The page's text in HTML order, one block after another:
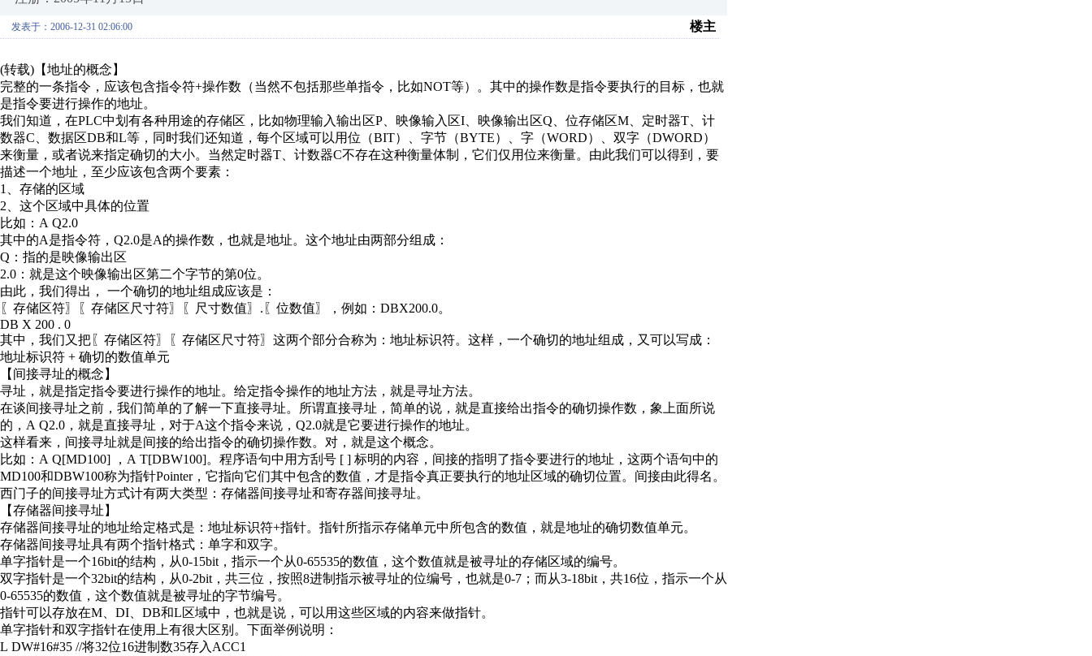
发表于：2006-12-31 02:06:00 楼主
(转载)【地址的概念】
完整的一条指令，应该包含指令符+操作数（当然不包括那些单指令，比如NOT等）。其中的操作数是指令要执行的目标，也就
是指令要进行操作的地址。
我们知道，在PLC中划有各种用途的存储区，比如物理输入输出区P、映像输入区I、映像输出区Q、位存储区M、定时器T、计
数器C、数据区DB和L等，同时我们还知道，每个区域可以用位（BIT）、字节（BYTE）、字（WORD）、双字（DWORD）
来衡量，或者说来指定确切的大小。当然定时器T、计数器C不存在这种衡量体制，它们仅用位来衡量。由此我们可以得到，要
描述一个地址，至少应该包含两个要素：
1、存储的区域
2、这个区域中具体的位置
比如：A Q2.0
其中的A是指令符，Q2.0是A的操作数，也就是地址。这个地址由两部分组成：
Q：指的是映像输出区
2.0：就是这个映像输出区第二个字节的第0位。
由此，我们得出， 一个确切的地址组成应该是：
〖存储区符〗〖存储区尺寸符〗〖尺寸数值〗.〖位数值〗，例如：DBX200.0。
DB X 200 . 0
其中，我们又把〖存储区符〗〖存储区尺寸符〗这两个部分合称为：地址标识符。这样，一个确切的地址组成，又可以写成：
地址标识符 + 确切的数值单元
【间接寻址的概念】
寻址，就是指定指令要进行操作的地址。给定指令操作的地址方法，就是寻址方法。
在谈间接寻址之前，我们简单的了解一下直接寻址。所谓直接寻址，简单的说，就是直接给出指令的确切操作数，象上面所说
的，A Q2.0，就是直接寻址，对于A这个指令来说，Q2.0就是它要进行操作的地址。
这样看来，间接寻址就是间接的给出指令的确切操作数。对，就是这个概念。
比如：A Q[MD100] ，A T[DBW100]。程序语句中用方刮号 [ ] 标明的内容，间接的指明了指令要进行的地址，这两个语句中的
MD100和DBW100称为指针Pointer，它指向它们其中包含的数值，才是指令真正要执行的地址区域的确切位置。间接由此得名。
西门子的间接寻址方式计有两大类型：存储器间接寻址和寄存器间接寻址。
【存储器间接寻址】
存储器间接寻址的地址给定格式是：地址标识符+指针。指针所指示存储单元中所包含的数值，就是地址的确切数值单元。
存储器间接寻址具有两个指针格式：单字和双字。
单字指针是一个16bit的结构，从0-15bit，指示一个从0-65535的数值，这个数值就是被寻址的存储区域的编号。
双字指针是一个32bit的结构，从0-2bit，共三位，按照8进制指示被寻址的位编号，也就是0-7；而从3-18bit，共16位，指示一个从
0-65535的数值，这个数值就是被寻址的字节编号。
指针可以存放在M、DI、DB和L区域中，也就是说，可以用这些区域的内容来做指针。
单字指针和双字指针在使用上有很大区别。下面举例说明：
L DW#16#35 //将32位16进制数35存入ACC1